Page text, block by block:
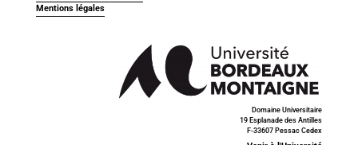
Mentions légales
Domaine Universitaire
19 Esplanade des Antilles
F-33607 Pessac Cedex